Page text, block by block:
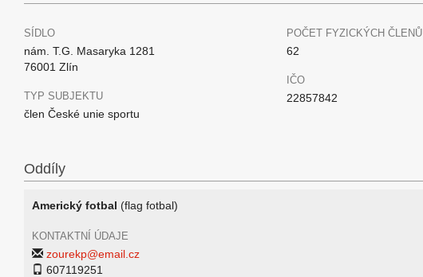
SÍDLO
nám. T.G. Masaryka 1281
76001 Zlín
TYP SUBJEKTU
člen České unie sportu
POČET FYZICKÝCH ČLENŮ
62
IČO
22857842
Oddíly
Americký fotbal (flag fotbal)
KONTAKTNÍ ÚDAJE
zourekp@email.cz
607119251